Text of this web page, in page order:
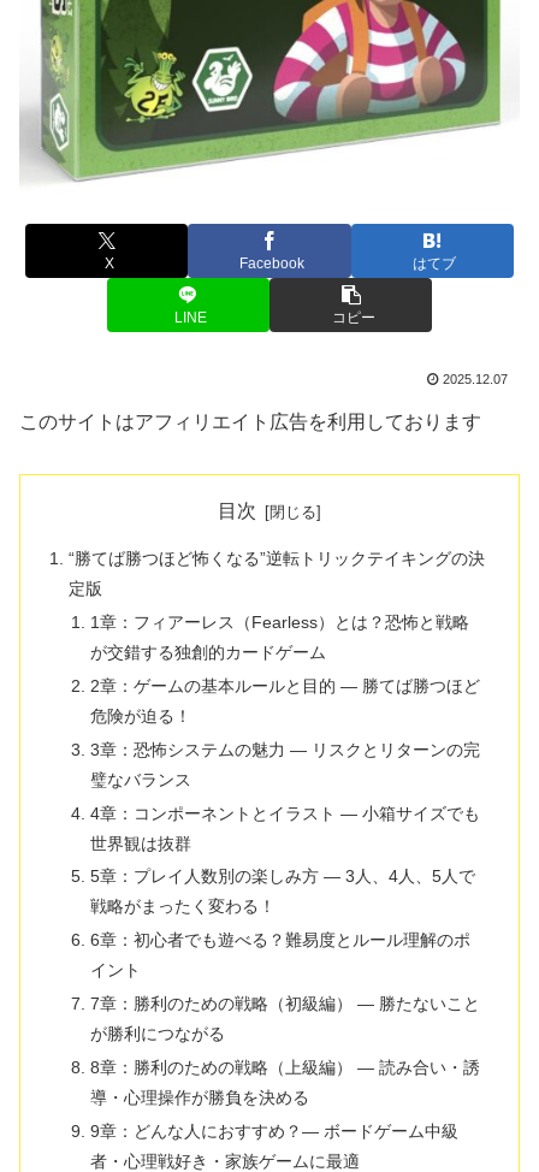
X Facebook はてブ
LINE コピー
2025.12.07
このサイトはアフィリエイト広告を利用しております
目次
“勝てば勝つほど怖くなる”逆転トリックテイキングの決
定版
1章：フィアーレス（Fearless）とは？恐怖と戦略
が交錯する独創的カードゲーム
2章：ゲームの基本ルールと目的 ― 勝てば勝つほど
危険が迫る！
3章：恐怖システムの魅力 ― リスクとリターンの完
璧なバランス
4章：コンポーネントとイラスト ― 小箱サイズでも
世界観は抜群
5章：プレイ人数別の楽しみ方 ― 3人、4人、5人で
戦略がまったく変わる！
6章：初心者でも遊べる？難易度とルール理解のポ
イント
7章：勝利のための戦略（初級編） ― 勝たないこと
が勝利につながる
8章：勝利のための戦略（上級編） ― 読み合い・誘
導・心理操作が勝負を決める
9章：どんな人におすすめ？― ボードゲーム中級
者・心理戦好き・家族ゲームに最適